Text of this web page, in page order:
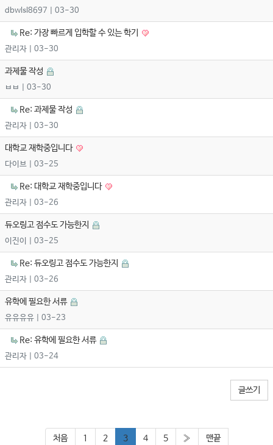
dbwlsl8697 | 03-30
Re: 가장 빠르게 입학할 수 있는 학기
관리자 | 03-30
과제물 작성
ㅂㅂ | 03-30
Re: 과제물 작성
관리자 | 03-30
대학교 재학중입니다
다이브 | 03-25
Re: 대학교 재학중입니다
관리자 | 03-26
듀오링고 점수도 가능한지
이진이 | 03-25
Re: 듀오링고 점수도 가능한지
관리자 | 03-26
유학에 필요한 서류
유유유유 | 03-23
Re: 유학에 필요한 서류
관리자 | 03-24
글쓰기
처음 1 2 3 4 5 » 맨끝